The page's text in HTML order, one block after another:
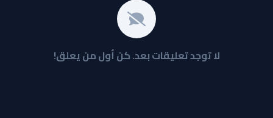
لا توجد تعليقات بعد. كن أول من يعلق!